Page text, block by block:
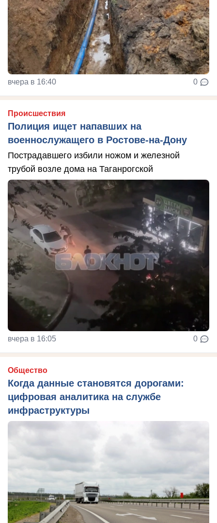
вчера в 16:40 0
Происшествия
Полиция ищет напавших на
военнослужащего в Ростове-на-Дону
Пострадавшего избили ножом и железной
трубой возле дома на Таганрогской
вчера в 16:05 0
Общество
Когда данные становятся дорогами:
цифровая аналитика на службе
инфраструктуры